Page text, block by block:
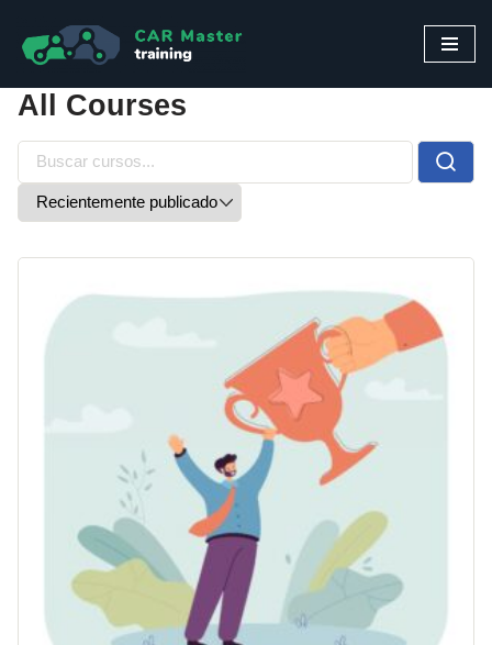
Saltar
al
contenido
All Courses